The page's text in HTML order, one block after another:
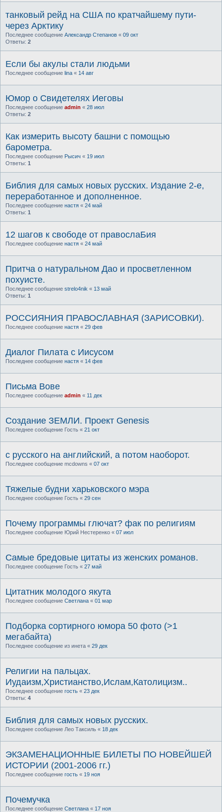
танковый рейд на США по кратчайшему пути-
через Арктику
Последнее сообщение Александр Степанов « 09 окт
Ответы: 2
Если бы акулы стали людьми
Последнее сообщение lina « 14 авг
Юмор о Свидетелях Иеговы
Последнее сообщение admin « 28 июл
Ответы: 2
Как измерить высоту башни с помощью
барометра.
Последнее сообщение Рысич « 19 июл
Ответы: 1
Библия для самых новых русских. Издание 2-е,
переработанное и дополненное.
Последнее сообщение настя « 24 май
Ответы: 1
12 шагов к свободе от правослаБия
Последнее сообщение настя « 24 май
Притча о натуральном Дао и просветленном
похуисте.
Последнее сообщение strelo4nik « 13 май
Ответы: 1
РОССИЯНИЯ ПРАВОСЛАВНАЯ (ЗАРИСОВКИ).
Последнее сообщение настя « 29 фев
Диалог Пилата с Иисусом
Последнее сообщение настя « 14 фев
Письма Вове
Последнее сообщение admin « 11 дек
Создание ЗЕМЛИ. Пpоект Genesis
Последнее сообщение Гость « 21 окт
c русского на английский, а потом наоборот.
Последнее сообщение mcdowns « 07 окт
Тяжелые будни харьковского мэра
Последнее сообщение Гость « 29 сен
Почему программы глючат? фак по религиям
Последнее сообщение Юрий Нестеренко « 07 июл
Самые бредовые цитаты из женских романов.
Последнее сообщение Гость « 27 май
Цитатник молодого якута
Последнее сообщение Светлана « 01 мар
Подборка сортирного юмора 50 фото (>1
мегабайта)
Последнее сообщение из инета « 29 дек
Религии на пальцах.
Иудаизм,Христианство,Ислам,Католицизм..
Последнее сообщение гость « 23 дек
Ответы: 4
Библия для самых новых русских.
Последнее сообщение Лео Таксиль « 18 дек
ЭКЗАМЕНАЦИОННЫЕ БИЛЕТЫ ПО НОВЕЙШЕЙ
ИСТОРИИ (2001-2006 гг.)
Последнее сообщение гость « 19 ноя
Почемучка
Последнее сообщение Светлана « 17 ноя